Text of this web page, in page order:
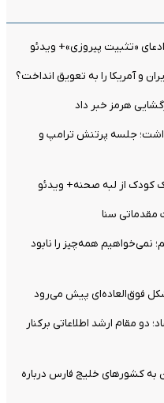
«تثبیت پیروزی»+ ویدئو
و آمریکا را به تعویق انداخت؟
هرمز خبر داد
جلسه پرتنش ترامپ و
کودک از لبه صحنه+ ویدئو
نمی‌خواهیم همه‌چیز را نابود
شکل فوق‌العاده‌ای پیش می‌رود
مقام ارشد اطلاعاتی برکنار
به کشورهای خلیج فارس درباره